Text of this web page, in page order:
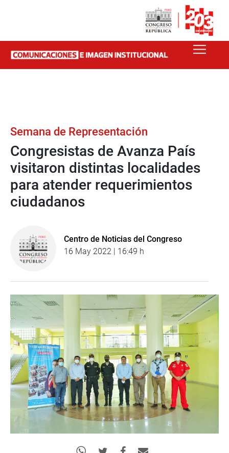
Semana de Representación
Congresistas de Avanza País
visitaron distintas localidades
para atender requerimientos
ciudadanos
Centro de Noticias del Congreso
16 May 2022 | 16:49 h